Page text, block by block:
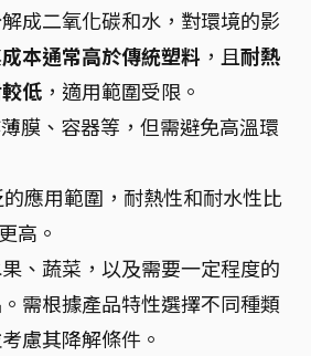
成二氧化碳和水，對環境的影
成本通常高於傳統塑料 ，且耐熱
低 ，適用範圍受限。
膜、容器等，但需避免高溫環
應用範圍，耐熱性和耐水性比
高。
、蔬菜，以及需要一定程度的
需根據產品特性選擇不同種類
慮其降解條件。